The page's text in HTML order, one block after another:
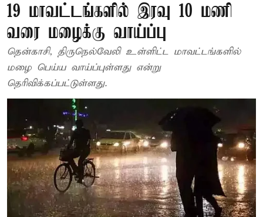
19 மாவட்டங்களில் இரவு 10 மணி
வரை மழைக்கு வாய்ப்பு
தென்காசி, திருநெல்வேலி உள்ளிட்ட மாவட்டங்களில்
மழை பெய்ய வாய்ப்புள்ளது என்று
தெரிவிக்கப்பட்டுள்ளது.